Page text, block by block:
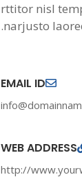
rttitor nisl
narjusto
EMAIL ID
WEB ADDRESS
http://